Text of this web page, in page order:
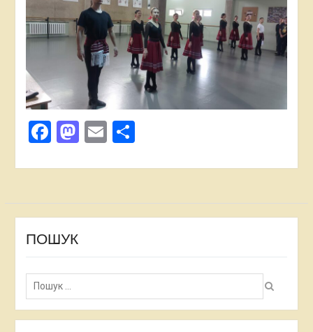
Facebook
Mastodon
EmailПоділитися
ПОШУК
Пошук: